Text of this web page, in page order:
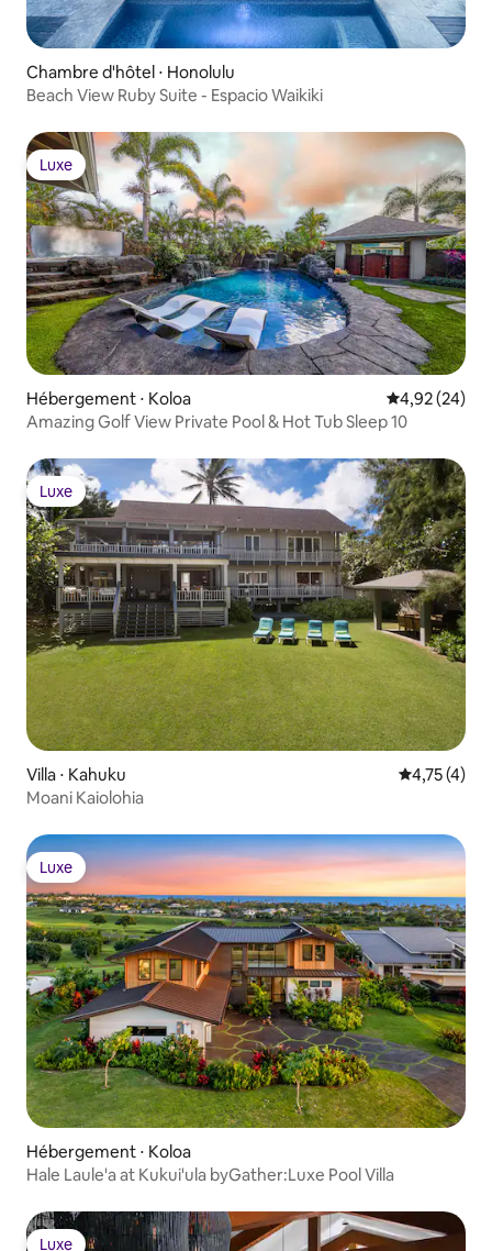
Chambre d'hôtel ⋅ Honolulu
Beach View Ruby Suite - Espacio Waikiki
Luxe
Luxe
Hébergement ⋅ Koloa Évaluation
4,92 (24)
Amazing Golf View Private Pool & Hot Tub Sleep 10
Luxe
Luxe
Villa ⋅ Kahuku Évaluation
4,75 (4)
Moani Kaiolohia
Luxe
Luxe
Hébergement ⋅ Koloa
Hale Laule'a at Kukui'ula byGather:Luxe Pool Villa
Luxe